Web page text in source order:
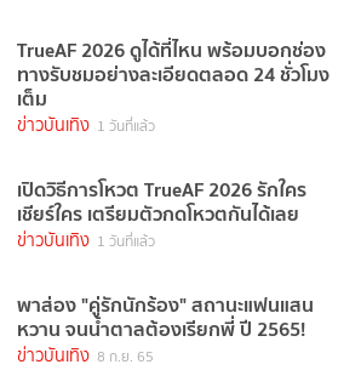
TrueAF 2026 ดูได้ที่ไหน พร้อมบอกช่อง
ทางรับชมอย่างละเอียดตลอด 24 ชั่วโมง
เต็ม
ข่าวบันเทิง 1 วันที่แล้ว
เปิดวิธีการโหวต TrueAF 2026 รักใคร
เชียร์ใคร เตรียมตัวกดโหวตกันได้เลย
ข่าวบันเทิง 1 วันที่แล้ว
พาส่อง "คู่รักนักร้อง" สถานะแฟนแสน
หวาน จนน้ำตาลต้องเรียกพี่ ปี 2565!
ข่าวบันเทิง 8 ก.ย. 65